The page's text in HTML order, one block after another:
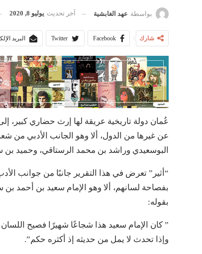
بواسطة عهد الغابشية آخر تحديث يوليو 8, 2020
شارك Facebook
Twitter البريد
عُمان دولة تاريخية عريقة لها إرث حضاري كبير،
عن غيرها من الدول، ألا وهو الجانب الأدبي من
البوسعيدي وراشد بن محمد الرستاقي، وحميد بن
“أثير” تعرض في هذا التقرير جانبًا من جوانب
بفصاحة لسانهم، ألا وهو الإمام سعيد بن أحمد
بقوله:
” كان الإمام سعيد هذا شجاعًا شهيرًا فصيح اللسان
وإذا تحدث لا يمل من حديثه إذ أكثره حكم”.